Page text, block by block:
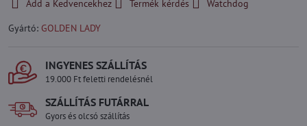
Add a Kedvencekhez Termék kérdés
Watchdog
Gyártó: GOLDEN LADY
INGYENES SZÁLLÍTÁS
19.000 Ft feletti rendelésnél
SZÁLLÍTÁS FUTÁRRAL
Gyors és olcsó szállítás